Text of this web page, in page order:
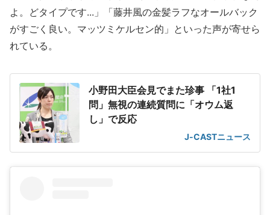
よ。どタイプです...」「藤井風の金髪ラフなオールバック
がすごく良い。マッツミケルセン的」といった声が寄せら
れている。
小野田大臣会見でまた珍事 「1社1
問」無視の連続質問に「オウム返
し」で反応
J-CASTニュース